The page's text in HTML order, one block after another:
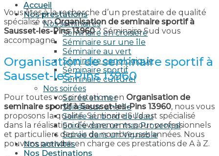
Accueil
Nos prestations
Nos séminaires
Séminaire en croisière
Séminaire sur une île
Séminaire au vert
Séminaire oenologique
Séminaire sportif
Séminaire culturel
Nos soirées
Soirée en mer
Soirée sur une île
Soirée au bord de l’eau
Soirée dans un mas Provençal
Soirée dans un Vignoble
Nos activités
Nos Destinations
Vous êtes à la recherche d’un prestataire de qualité
spécialisé enOrganisation de seminaire sportif à
Sausset-les-Pins 13960? Séminaire Sud vous
accompagne.
Organisation de seminaire sportif à
Sausset-les-Pins 13960
Pour toutes vos prestations en Organisation de
seminaire sportif à Sausset-les-Pins 13960, nous vous
proposons la qualité. Séminaire Sud est spécialisé
dans la réalisation d’évènements pour professionnels
et particuliers depuis de nombreuses années. Nous
pouvons prendre en charge ces prestations de A à Z.